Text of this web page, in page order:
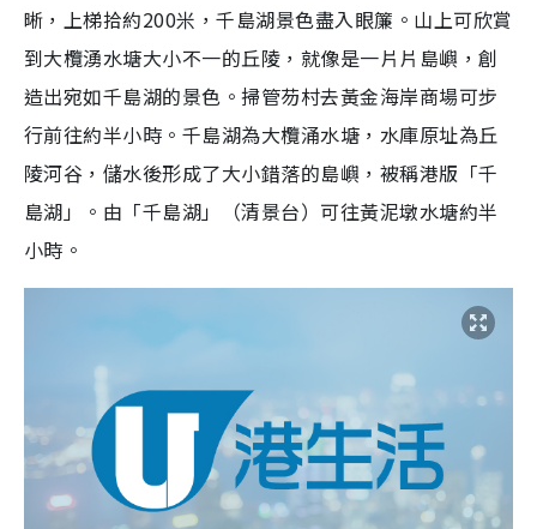
晰，上梯拾約200米，千島湖景色盡入眼簾。山上可欣賞
到大欖湧水塘大小不一的丘陵，就像是一片片島嶼，創
造出宛如千島湖的景色。掃管芴村去黃金海岸商場可步
行前往約半小時。千島湖為大欖涌水塘，水庫原址為丘
陵河谷，儲水後形成了大小錯落的島嶼，被稱港版「千
島湖」。由「千島湖」（清景台）可往黃泥墩水塘約半
小時。